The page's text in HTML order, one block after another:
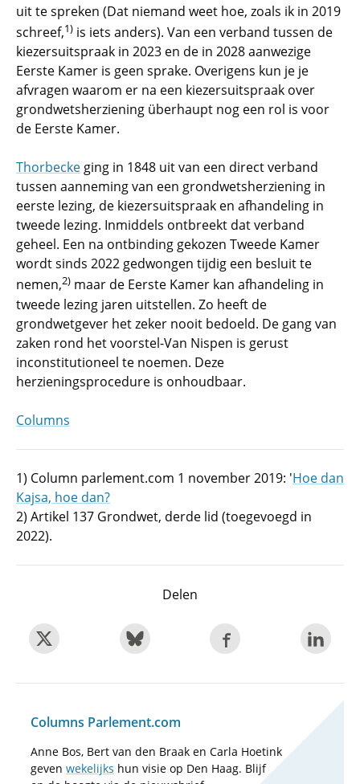
uit te spreken (Dat niemand weet hoe, zoals ik in 2019
schreef,1) is iets anders). Van een verband tussen de
kiezersuitspraak in 2023 en de in 2028 aanwezige
Eerste Kamer is geen sprake. Overigens kun je je
afvragen waarom er na een kiezersuitspraak over
grondwetsherziening überhaupt nog een rol is voor
de Eerste Kamer.
Thorbecke ging in 1848 uit van een direct verband
tussen aanneming van een grondwetsherziening in
eerste lezing, de kiezersuitspraak en afhandeling in
tweede lezing. Inmiddels ontbreekt dat verband
geheel. Een na ontbinding gekozen Tweede Kamer
wordt sinds 2022 gedwongen tijdig een besluit te
nemen,2) maar de Eerste Kamer kan afhandeling in
tweede lezing jaren uitstellen. Zo heeft de
grondwetgever het zeker nooit bedoeld. De gang van
zaken rond het voorstel-Van Nispen is gerust
inconstitutioneel te noemen. Deze
herzieningsprocedure is onhoudbaar.
Columns
1) Column parlement.com 1 november 2019: 'Hoe dan
Kajsa, hoe dan?
2) Artikel 137 Grondwet, derde lid (toegevoegd in
2022).
Delen
Columns Parlement.com
Anne Bos, Bert van den Braak en Carla Hoetink
geven wekelijks hun visie op Den Haag. Blijf